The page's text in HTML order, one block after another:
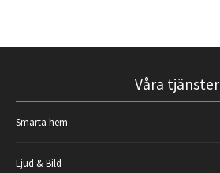
Våra tjänster
Smarta hem
Ljud & Bild